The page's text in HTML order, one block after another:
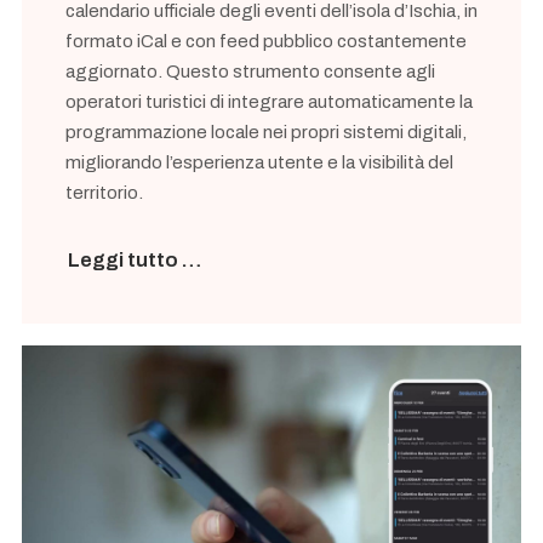
calendario ufficiale degli eventi dell’isola d’Ischia, in
formato iCal e con feed pubblico costantemente
aggiornato. Questo strumento consente agli
operatori turistici di integrare automaticamente la
programmazione locale nei propri sistemi digitali,
migliorando l’esperienza utente e la visibilità del
territorio.
Leggi tutto …